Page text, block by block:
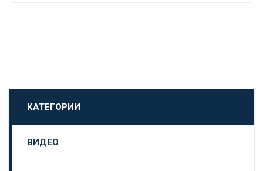
КАТЕГОРИИ
ВИДЕО